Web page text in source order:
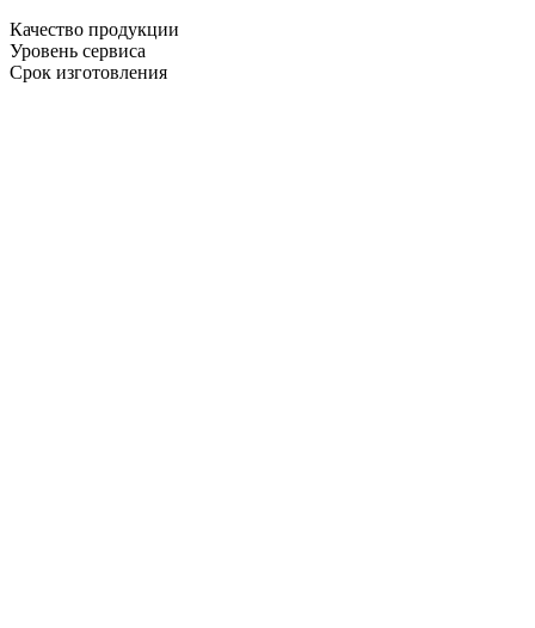
Качество продукции
Уровень сервиса
Срок изготовления